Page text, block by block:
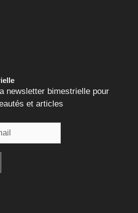
newsletter bimestrielle pour
et articles